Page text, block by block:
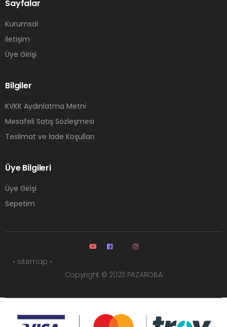
Sayfalar
Kurumsal
iletişim
Üye Girişi
Bilgiler
KVKK Aydınlatma Metni
Mesafeli Satış Sözleşmesi
Teslimat ve İade Koşulları
Üye Bilgileri
Üye Girişi
Sepetim
Copyright © 2023 PAZAROBA
• sitemap •